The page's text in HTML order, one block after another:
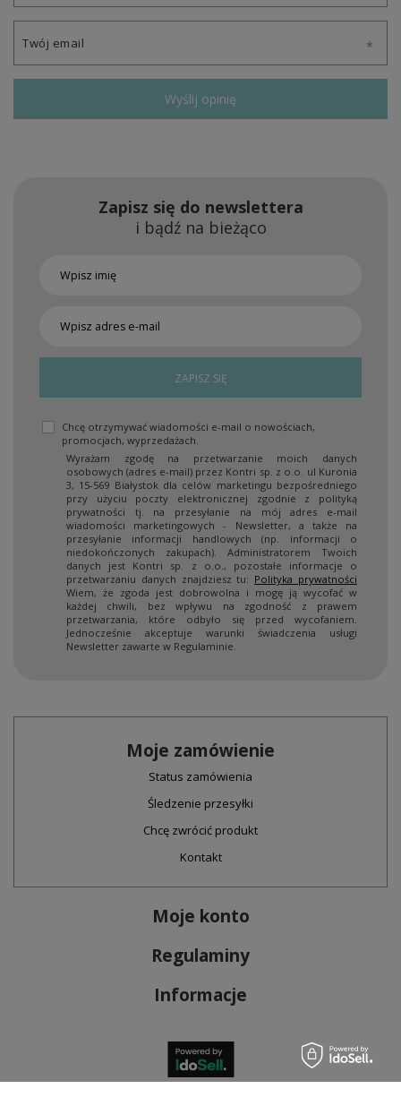
Twój email
Wyślij opinię
Zapisz się do newslettera
i bądź na bieżąco
ZAPISZ SIĘ
Chcę otrzymywać wiadomości e-mail o nowościach,
promocjach, wyprzedażach.
Wyrażam zgodę na przetwarzanie moich danych
osobowych (adres e-mail) przez Kontri sp. z o.o. ul Kuronia
3, 15-569 Białystok dla celów marketingu bezpośredniego
przy użyciu poczty elektronicznej zgodnie z polityką
prywatności tj. na przesyłanie na mój adres e-mail
wiadomości marketingowych - Newsletter, a także na
przesyłanie informacji handlowych (np. informacji o
niedokończonych zakupach). Administratorem Twoich
danych jest Kontri sp. z o.o., pozostałe informacje o
przetwarzaniu danych znajdziesz tu: Polityka prywatności
Wiem, że zgoda jest dobrowolna i mogę ją wycofać w
każdej chwili, bez wpływu na zgodność z prawem
przetwarzania, które odbyło się przed wycofaniem.
Jednocześnie akceptuje warunki świadczenia usługi
Newsletter zawarte w Regulaminie.
Moje zamówienie
Status zamówienia
Śledzenie przesyłki
Chcę zwrócić produkt
Kontakt
Moje konto
Regulaminy
Informacje